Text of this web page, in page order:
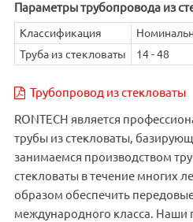
Параметры трубопровода из
Классификация
Труба из стекловаты
14 - 48
Трубопровод из стекловаты
RONTECH является
трубы из стекловаты,
занимаемся производством
стекловаты в течение многих
образом обеспечить
международного класса. Наши